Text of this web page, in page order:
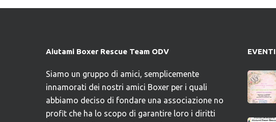
Aiutami Boxer Rescue Team ODV
Siamo un gruppo di amici, semplicemente
innamorati dei nostri amici Boxer per i quali
abbiamo deciso di fondare una associazione no
profit che ha lo scopo di garantire loro i diritti
EVENTI